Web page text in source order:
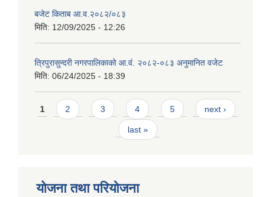
बजेट किताब आ.व.२०८२/०८३
मिति: 12/09/2025 - 12:26
त्रिपुरासुन्दरी नगरपालिकाको आ.वं. २०८२-०८३ अनुमानित वजेट
मिति: 06/24/2025 - 18:39
Pages
1 2 3 4 5 next ›
last »
योजना तथा परियोजना